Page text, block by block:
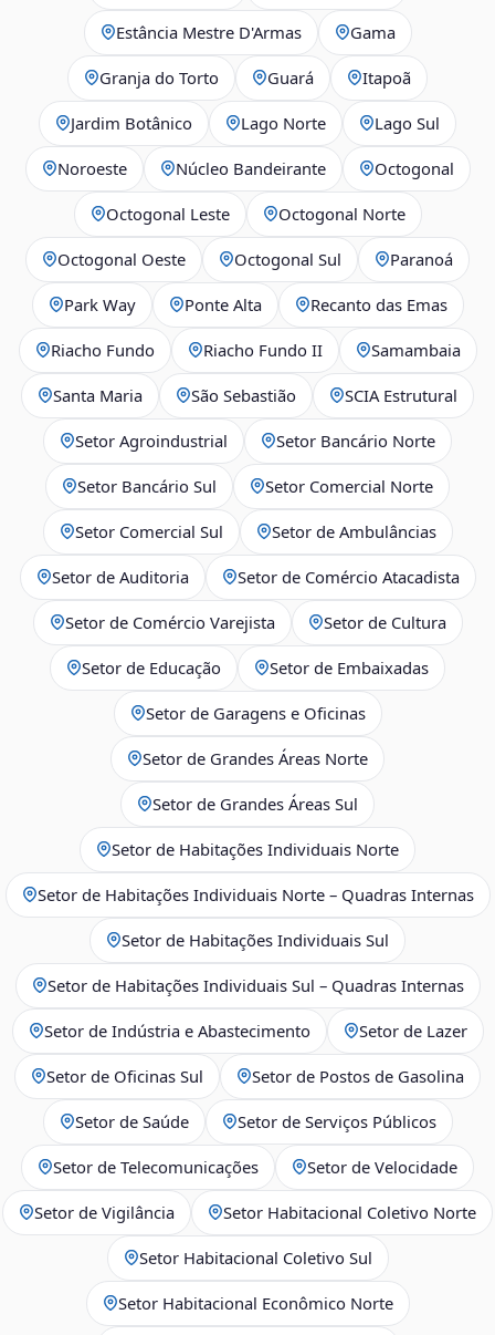
Estância Mestre D'Armas Gama
Granja do Torto Guará Itapoã
Jardim Botânico Lago Norte Lago Sul
Noroeste Núcleo Bandeirante Octogonal
Octogonal Leste Octogonal Norte
Octogonal Oeste Octogonal Sul Paranoá
Park Way Ponte Alta Recanto das Emas
Riacho Fundo Riacho Fundo II Samambaia
Santa Maria São Sebastião SCIA Estrutural
Setor Agroindustrial Setor Bancário Norte
Setor Bancário Sul Setor Comercial Norte
Setor Comercial Sul Setor de Ambulâncias
Setor de Auditoria Setor de Comércio Atacadista
Setor de Comércio Varejista Setor de Cultura
Setor de Educação Setor de Embaixadas
Setor de Garagens e Oficinas
Setor de Grandes Áreas Norte
Setor de Grandes Áreas Sul
Setor de Habitações Individuais Norte
Setor de Habitações Individuais Norte – Quadras Internas
Setor de Habitações Individuais Sul
Setor de Habitações Individuais Sul – Quadras Internas
Setor de Indústria e Abastecimento Setor de Lazer
Setor de Oficinas Sul Setor de Postos de Gasolina
Setor de Saúde Setor de Serviços Públicos
Setor de Telecomunicações Setor de Velocidade
Setor de Vigilância Setor Habitacional Coletivo Norte
Setor Habitacional Coletivo Sul
Setor Habitacional Econômico Norte